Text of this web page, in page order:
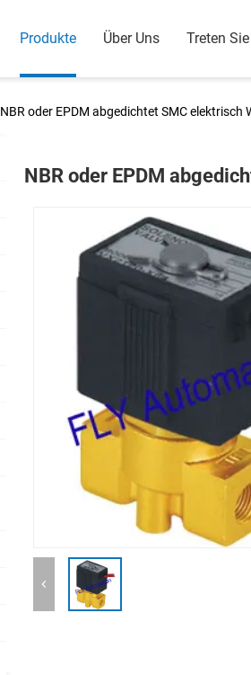
Produkte Über Uns Treten
NBR oder EPDM abgedichtet SMC elektrisch
NBR oder EPDM